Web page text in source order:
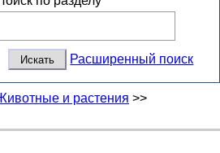
Расширенный поиск
и растения >>